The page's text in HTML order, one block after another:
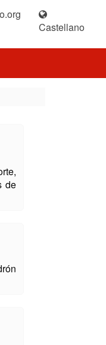
Castellano
de